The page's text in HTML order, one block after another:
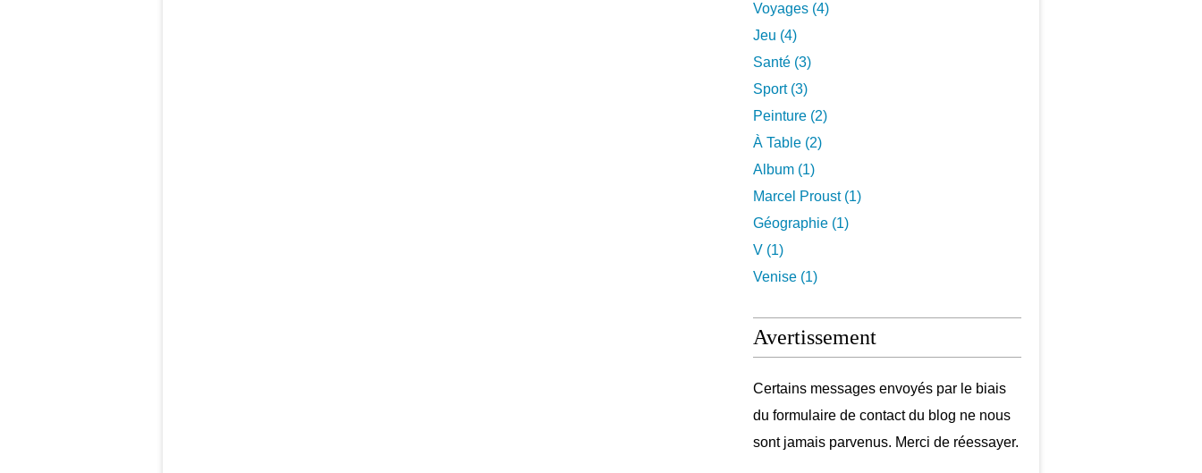
Voyages (4)
Jeu (4)
Santé (3)
Sport (3)
Peinture (2)
À Table (2)
Album (1)
Marcel Proust (1)
Géographie (1)
V (1)
Venise (1)
Avertissement
Certains messages envoyés par le biais
du formulaire de contact du blog ne nous
sont jamais parvenus. Merci de réessayer.